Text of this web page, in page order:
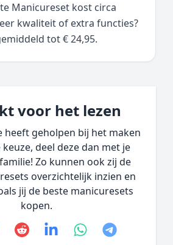
Manicureset kost circa
kwaliteit of extra functies?
tot € 24,95.
voor het lezen
heeft geholpen bij het maken
deel deze dan met je
Zo kunnen ook zij de
overzichtelijk inzien en
jij de beste manicuresets
kopen.
Redditlinkedinwhatsapp
telegram